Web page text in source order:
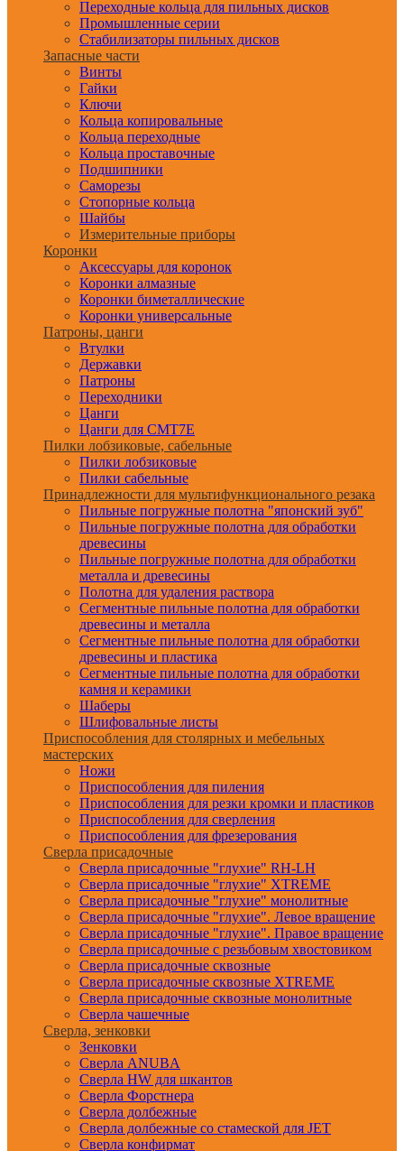
Переходные кольца для пильных дисков
Промышленные серии
Стабилизаторы пильных дисков
Запасные части
Винты
Гайки
Ключи
Кольца копировальные
Кольца переходные
Кольца проставочные
Подшипники
Саморезы
Стопорные кольца
Шайбы
Измерительные приборы
Коронки
Аксессуары для коронок
Коронки алмазные
Коронки биметаллические
Коронки универсальные
Патроны, цанги
Втулки
Державки
Патроны
Переходники
Цанги
Цанги для CMT7E
Пилки лобзиковые, сабельные
Пилки лобзиковые
Пилки сабельные
Принадлежности для мультифункционального резака
Пильные погружные полотна "японский зуб"
Пильные погружные полотна для обработки
древесины
Пильные погружные полотна для обработки
металла и древесины
Полотна для удаления раствора
Сегментные пильные полотна для обработки
древесины и металла
Сегментные пильные полотна для обработки
древесины и пластика
Сегментные пильные полотна для обработки
камня и керамики
Шаберы
Шлифовальные листы
Приспособления для столярных и мебельных
мастерских
Ножи
Приспособления для пиления
Приспособления для резки кромки и пластиков
Приспособления для сверления
Приспособления для фрезерования
Сверла присадочные
Сверла присадочные "глухие" RH-LH
Сверла присадочные "глухие" XTREME
Сверла присадочные "глухие" монолитные
Сверла присадочные "глухие". Левое вращение
Сверла присадочные "глухие". Правое вращение
Сверла присадочные с резьбовым хвостовиком
Сверла присадочные сквозные
Сверла присадочные сквозные XTREME
Сверла присадочные сквозные монолитные
Сверла чашечные
Сверла, зенковки
Зенковки
Сверла ANUBA
Сверла HW для шкантов
Сверла Форстнера
Сверла долбежные
Сверла долбежные со стамеской для JET
Сверла конфирмат